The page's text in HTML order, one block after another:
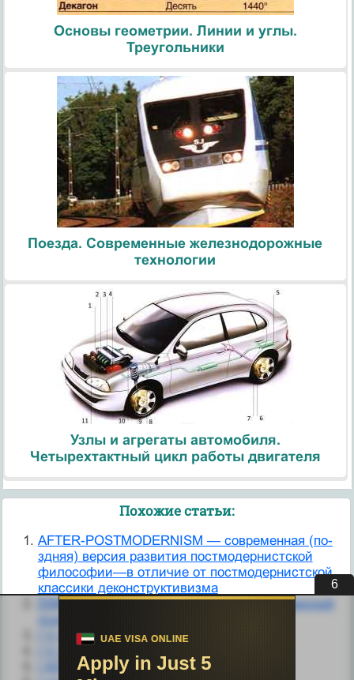
Основы геометрии. Линии и углы.
Треугольники
Поезда. Современные железнодорожные
технологии
Узлы и агрегаты автомобиля.
Четырехтактный цикл работы двигателя
Похожие статьи:
AFTER-POSTMODERNISM — современная (по­
здняя) версия развития постмодернистской
философии—в от­личие от постмодернистской
классики деконструктивизма
DSM — система классификации Американской
психиатрической ассоциации
I V класс (70 часов)
I КЛАСС
5